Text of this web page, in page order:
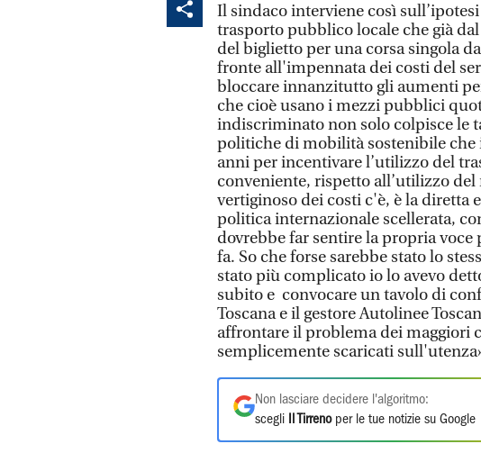
Il sindaco interviene così
trasporto pubblico locale che già
del biglietto per una corsa singola
fronte all'impennata dei costi del
bloccare innanzitutto gli aumenti
che cioè usano i mezzi pubblici
indiscriminato non solo colpisce le
politiche di mobilità sostenibile che
anni per incentivare l’utilizzo del
conveniente, rispetto all’utilizzo
vertiginoso dei costi c'è, è la diretta
politica internazionale scellerata,
dovrebbe far sentire la propria
fa. So che forse sarebbe stato lo
stato più complicato io lo avevo
subito e convocare un tavolo di
Toscana e il gestore Autolinee
affrontare il problema dei maggiori
semplicemente scaricati
Non lasciare decidere l'algoritmo:
scegli
Il Tirrenoper le tue notizie su Google